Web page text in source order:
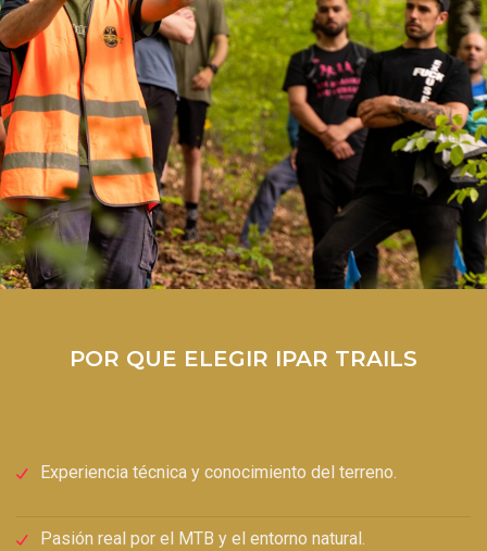
POR QUE ELEGIR IPAR TRAILS
Experiencia técnica y conocimiento del terreno.
Pasión real por el MTB y el entorno natural.